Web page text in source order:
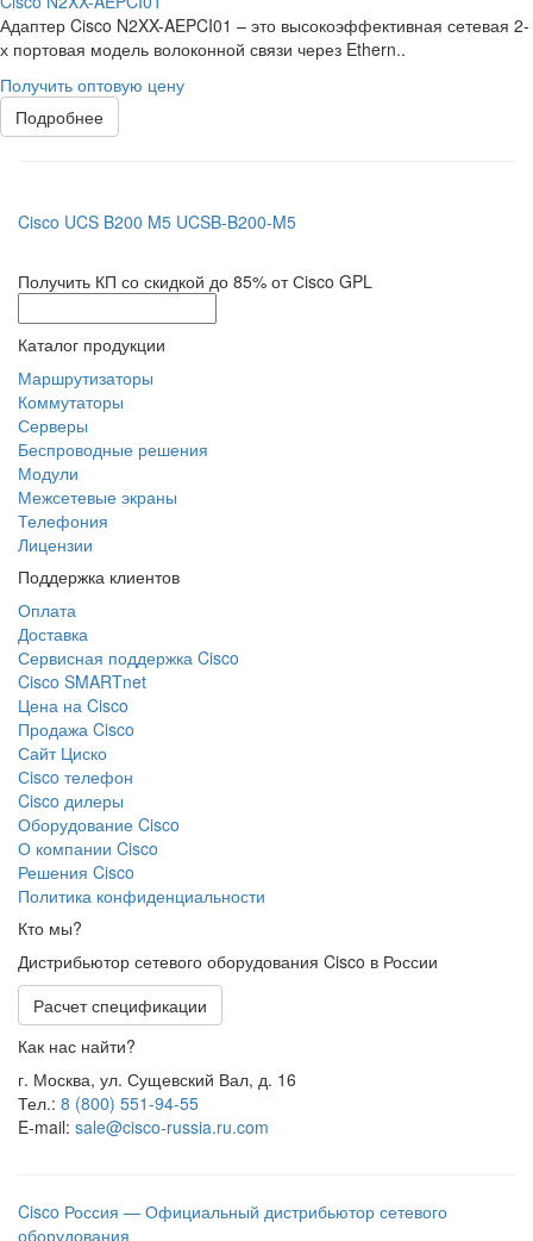
Адаптер Cisco N2XX-AEPCI01 – это высокоэффективная сетевая 2-
х портовая модель волоконной связи через Ethern..
Получить оптовую цену
Подробнее
Cisco UCS B200 M5 UCSB-B200-M5
Получить КП со скидкой до 85% от Сisco GPL
Каталог продукции
Маршрутизаторы
Коммутаторы
Серверы
Беспроводные решения
Модули
Межсетевые экраны
Телефония
Лицензии
Поддержка клиентов
Оплата
Доставка
Сервисная поддержка Cisco
Cisco SMARTnet
Цена на Cisco
Продажа Cisco
Сайт Циско
Сisco телефон
Cisco дилеры
Оборудование Cisco
О компании Cisco
Решения Cisco
Политика конфиденциальности
Кто мы?
Дистрибьютор сетевого оборудования Cisco в России
Расчет спецификации
Как нас найти?
г. Москва, ул. Сущевский Вал, д. 16
Тел.: 8 (800) 551-94-55
E-mail: sale@cisco-russia.ru.com
Cisco Россия — Официальный дистрибьютор сетевого
оборудования